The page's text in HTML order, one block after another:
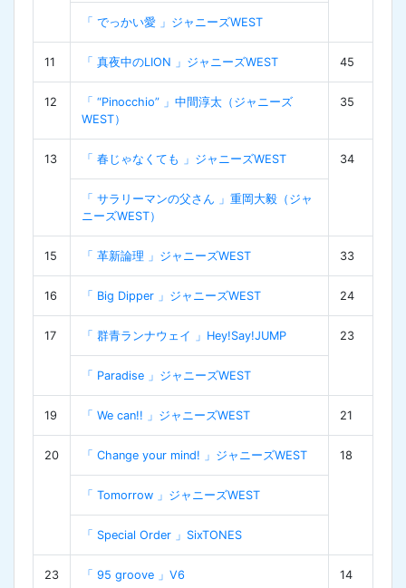
「 でっかい愛 」ジャニーズWEST
11 「 真夜中のLION 」ジャニーズWEST 45
12
「 “Pinocchio” 」中間淳太（ジャニーズ
WEST）
35
13 「 春じゃなくても 」ジャニーズWEST 34
「 サラリーマンの父さん 」重岡大毅（ジャ
ニーズWEST）
15 「 革新論理 」ジャニーズWEST 33
16 「 Big Dipper 」ジャニーズWEST 24
17 「 群青ランナウェイ 」Hey!Say!JUMP 23
「 Paradise 」ジャニーズWEST
19 「 We can!! 」ジャニーズWEST 21
20 「 Change your mind! 」ジャニーズWEST 18
「 Tomorrow 」ジャニーズWEST
「 Special Order 」SixTONES
23 「 95 groove 」V6 14